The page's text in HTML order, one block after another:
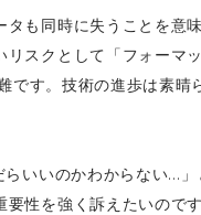
も同時に失うことを意
スクとして「フォーマ
です。技術の進歩は素晴
らいいのかわからない…
性を強く訴えたいのです